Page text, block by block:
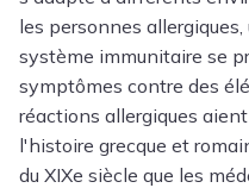
les personnes
système immunitaire se
symptômes contre des
réactions allergiques
l'histoire grecque et
du XIXe siècle que les